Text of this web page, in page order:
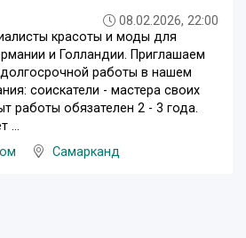
08.02.2026, 22:00
красоты и моды для
и Голландии. Приглашаем
работы в нашем
соискатели - мастера своих
работы обязателен 2 - 3 года.
...
Самарканд